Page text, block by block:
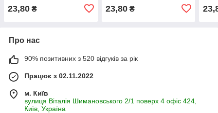
23,80 ₴ 23,80₴
Про нас
90% позитивних з 520 відгуків за рік
Працює з 02.11.2022
м. Київ
вулиця Віталія Шимановського 2/1 поверх 4 офіс 424,
Київ, Україна